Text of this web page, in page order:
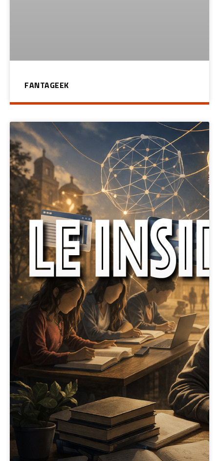
FANTAGEEK